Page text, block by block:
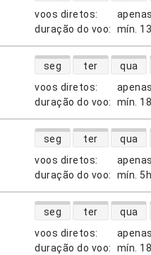
voos diretos:
duração do voo: mín.
voos diretos:
duração do voo: mín.
disponibilidade de voos
seg ter qua
voos diretos:
duração do voo: mín.
disponibilidade de voos
seg ter qua
voos diretos:
duração do voo: mín.
disponibilidade de voos
seg ter qua